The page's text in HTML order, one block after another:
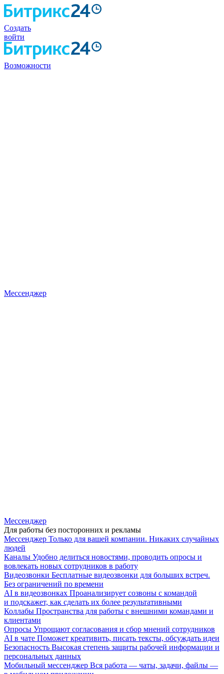
Создать
войти
Возможности
Мессенджер
Мессенджер
Для работы без посторонних и рекламы
Мессенджер Только для вашей компании. Никаких случайных
людей
Каналы Удобно делиться новостями, проводить опросы и
вовлекать новых сотрудников в работу
Видеозвонки Бесплатные видеозвонки для больших встреч.
Без ограничений по времени
AI в видеозвонках Проанализирует созвоны с командой
и подскажет, как сделать их более результативными
Коллабы Пространства для работы с внешними командами и
клиентами
Опросы Упрощают согласования и сбор мнений сотрудников
AI в чате Поможет креативить, писать тексты, обсуждать идеи
Безопасность Высокая степень защиты рабочей информации и
персональных данных
Мобильный мессенджер Вся работа — чаты, задачи, файлы —